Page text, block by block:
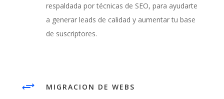
respaldada por técnicas de SEO, para ayudarte
a generar leads de calidad y aumentar tu base
de suscriptores.
+
MIGRACION DE WEBS